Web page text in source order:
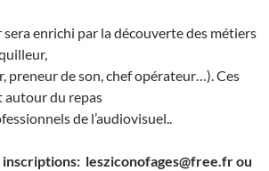
sera enrichi par la découverte des métiers
preneur de son, chef opérateur…). Ces
autour du repas
de l’audiovisuel..
inscriptions: lesziconofages@free.fr ou